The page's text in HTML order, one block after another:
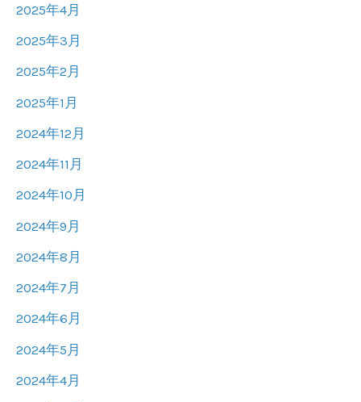
2025年4月
2025年3月
2025年2月
2025年1月
2024年12月
2024年11月
2024年10月
2024年9月
2024年8月
2024年7月
2024年6月
2024年5月
2024年4月